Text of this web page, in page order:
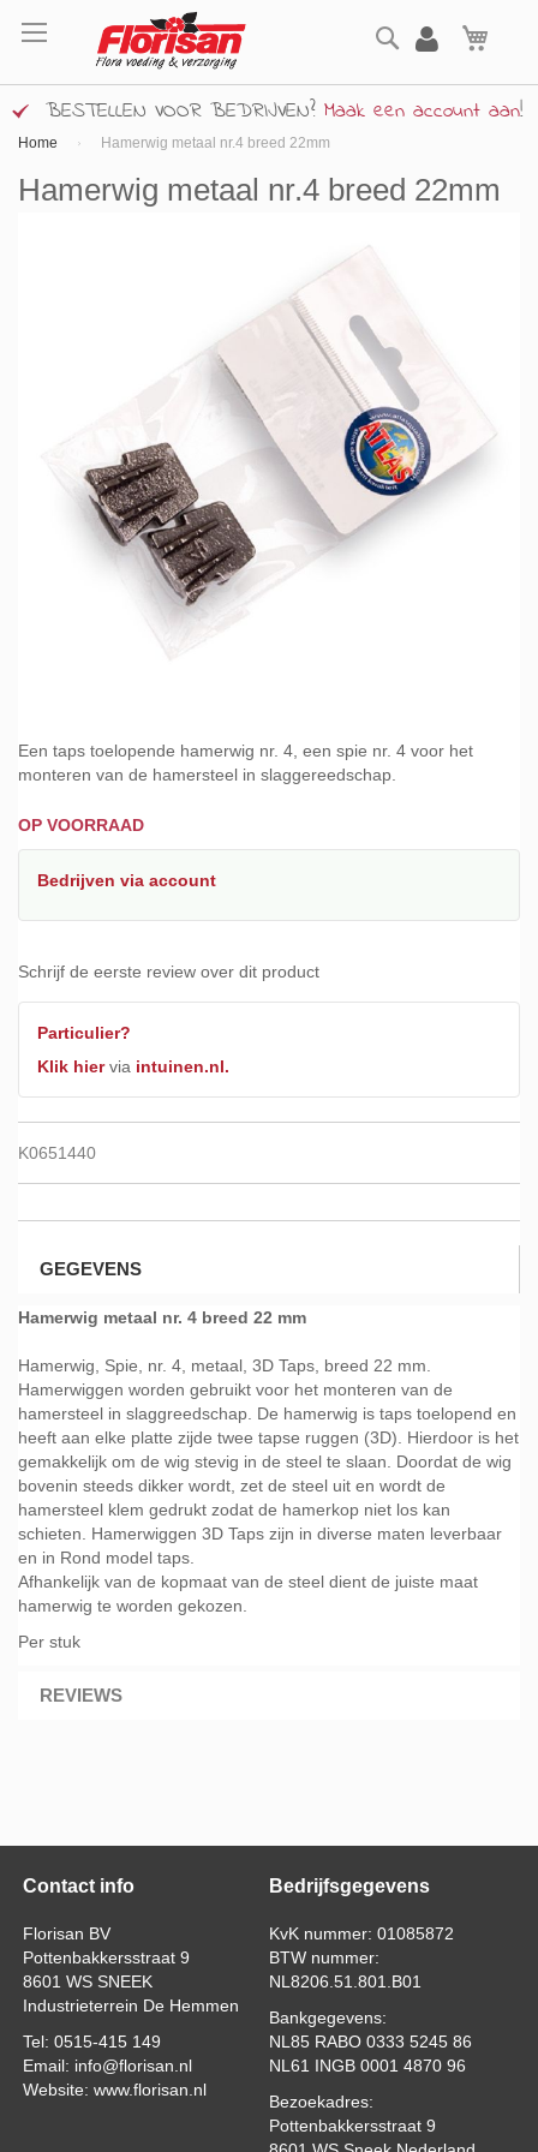
naar
inhoud
Zoek
BESTELLEN VOOR BEDRIJVEN? Maak een account aan!
Home Hamerwig metaal nr.4 breed 22mm
Hamerwig metaal nr.4 breed 22mm
Een taps toelopende hamerwig nr. 4, een spie nr. 4 voor het
monteren van de hamersteel in slaggereedschap.
OP VOORRAAD
Bedrijven via account
Schrijf de eerste review over dit product
Particulier?
Klik hiervia intuinen.nl.
K0651440
naar
het
van
de
gallerij
GEGEVENS
Hamerwig metaal nr. 4 breed 22 mm
Hamerwig, Spie, nr. 4, metaal, 3D Taps, breed 22 mm.
Hamerwiggen worden gebruikt voor het monteren van de
hamersteel in slaggreedschap. De hamerwig is taps toelopend en
heeft aan elke platte zijde twee tapse ruggen (3D). Hierdoor is het
gemakkelijk om de wig stevig in de steel te slaan. Doordat de wig
bovenin steeds dikker wordt, zet de steel uit en wordt de
hamersteel klem gedrukt zodat de hamerkop niet los kan
schieten. Hamerwiggen 3D Taps zijn in diverse maten leverbaar
en in Rond model taps.
Afhankelijk van de kopmaat van de steel dient de juiste maat
hamerwig te worden gekozen.
Per stuk
REVIEWS
Contact info
Florisan BV
Pottenbakkersstraat 9
8601 WS SNEEK
Industrieterrein De Hemmen
Tel: 0515-415 149
Email: info@florisan.nl
Website: www.florisan.nl
Bedrijfsgegevens
KvK nummer: 01085872
BTW nummer:
NL8206.51.801.B01
Bankgegevens:
NL85 RABO 0333 5245 86
NL61 INGB 0001 4870 96
Bezoekadres:
Pottenbakkersstraat 9